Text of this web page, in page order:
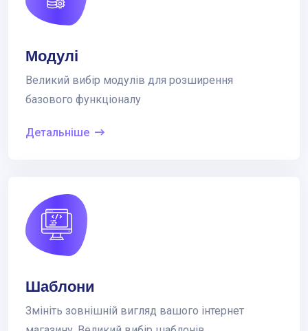
Модулі
Великий вибір модулів для розширення
базового функціоналу
Детальніше
Шаблони
Змініть зовнішній вигляд вашого інтернет